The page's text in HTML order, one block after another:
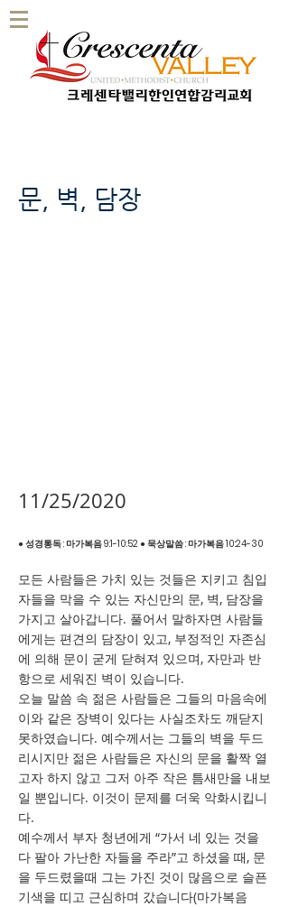
문, 벽, 담장
11/25/2020
● 성경통독 : 마가복음 9:1-10:52 ● 묵상말씀 : 마가복음 10:24-30
모든 사람들은 가치 있는 것들은 지키고 침입
자들을 막을 수 있는 자신만의 문, 벽, 담장을
가지고 살아갑니다. 풀어서 말하자면 사람들
에게는 편견의 담장이 있고, 부정적인 자존심
에 의해 문이 굳게 닫혀져 있으며, 자만과 반
항으로 세워진 벽이 있습니다.
오늘 말씀 속 젊은 사람들은 그들의 마음속에
이와 같은 장벽이 있다는 사실조차도 깨닫지
못하였습니다. 예수께서는 그들의 벽을 두드
리시지만 젊은 사람들은 자신의 문을 활짝 열
고자 하지 않고 그저 아주 작은 틈새만을 내보
일 뿐입니다. 이것이 문제를 더욱 악화시킵니
다.
예수께서 부자 청년에게 “가서 네 있는 것을
다 팔아 가난한 자들을 주라”고 하셨을 때, 문
을 두드렸을때 그는 가진 것이 많음으로 슬픈
기색을 띠고 근심하며 갔습니다(마가복음